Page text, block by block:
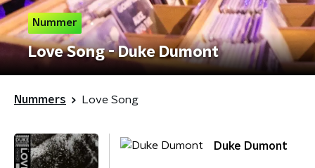
Nummer
Love Song - Duke Dumont
Nummers Love Song
Duke Dumont